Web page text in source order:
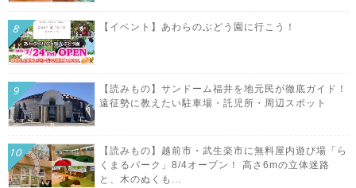
【イベント】あわらのぶどう園に行こう！
【読みもの】サンドーム福井を地元民が徹底ガイド！
遠征勢に教えたい駐車場・託児所・周辺スポット
【読みもの】越前市・武生楽市に無料屋内遊び場「ら
くまるパーク」8/4オープン！ 高さ6mの立体迷路
と、木のぬくも...